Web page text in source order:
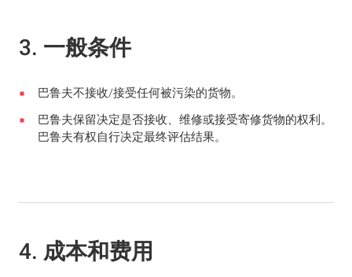
3. 一般条件
巴鲁夫不接收/接受任何被污染的货物。
巴鲁夫保留决定是否接收、维修或接受寄修货物的权利。
巴鲁夫有权自行决定最终评估结果。
4. 成本和费用